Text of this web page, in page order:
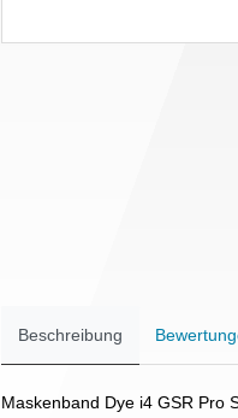
Beschreibung
Maskenband Dye i4 GSR Pro